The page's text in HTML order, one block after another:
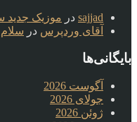
sajjad در موزیک جدید
آقای وردپرس در سلام
بایگانی‌ها
آگوست 2026
جولای 2026
ژوئن 2026